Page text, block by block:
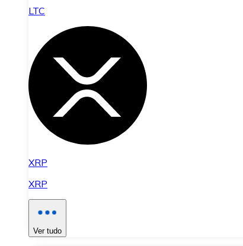
LTC
XRP
XRP
Ver tudo